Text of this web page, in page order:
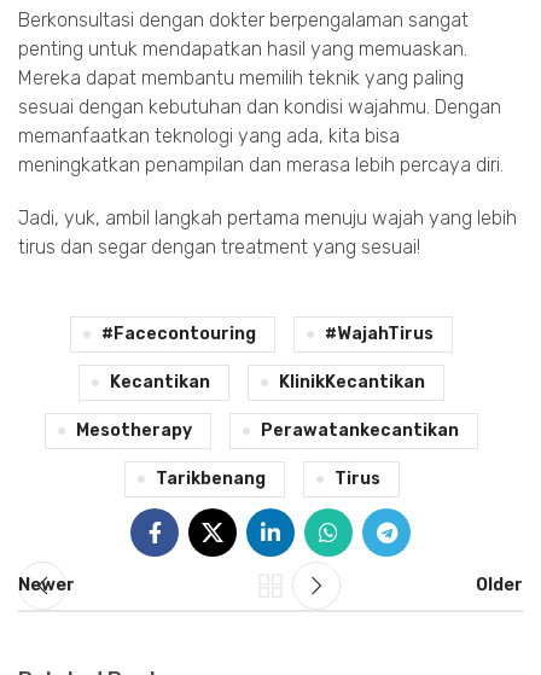
Berkonsultasi dengan dokter berpengalaman sangat
penting untuk mendapatkan hasil yang memuaskan.
Mereka dapat membantu memilih teknik yang paling
sesuai dengan kebutuhan dan kondisi wajahmu. Dengan
memanfaatkan teknologi yang ada, kita bisa
meningkatkan penampilan dan merasa lebih percaya diri.
Jadi, yuk, ambil langkah pertama menuju wajah yang lebih
tirus dan segar dengan treatment yang sesuai!
#facecontouring #WajahTirus
Kecantikan KlinikKecantikan
Mesotherapy Perawatankecantikan
Tarikbenang Tirus
Newer Older